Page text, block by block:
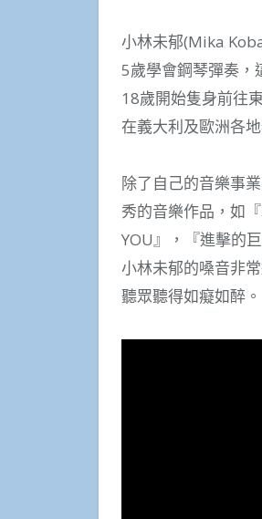
小林未郁(Mika
5歲學會鋼琴彈奏，
18歲開始隻身前往
在義大利及歐洲各
除了自己的音樂事
秀的音樂作品，如
YOU』，『進擊的
小林未郁的嗓音非
聽眾聽得如癡如醉。